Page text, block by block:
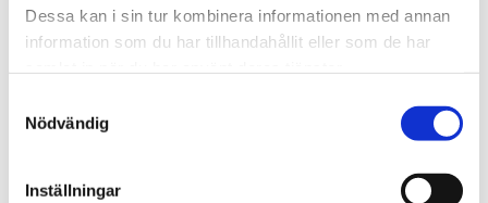
Dessa kan i sin tur kombinera informationen med annan
information som du har tillhandahållit eller som de har
Nödvändig
Inställningar
Antal
Lagervara
Artikelnr
20252223